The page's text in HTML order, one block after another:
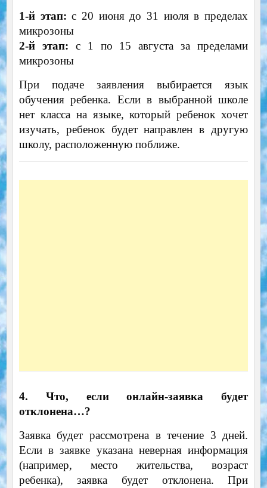
1-й этап: с 20 июня до 31 июля в пределах
микрозоны
2-й этап: с 1 по 15 августа за пределами
микрозоны
При подаче заявления выбирается язык
обучения ребенка. Если в выбранной школе
нет класса на языке, который ребенок хочет
изучать, ребенок будет направлен в другую
школу, расположенную поближе.
4. Что, если онлайн-заявка будет
отклонена…?
Заявка будет рассмотрена в течение 3 дней.
Если в заявке указана неверная информация
(например, место жительства, возраст
ребенка), заявка будет отклонена. При